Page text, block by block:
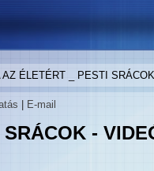
AZ ÉLETÉRT _ PESTI
E-mail
-